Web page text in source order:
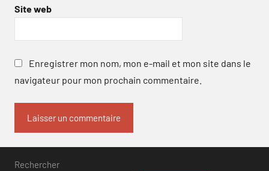
Site web
Enregistrer mon nom, mon e-mail et mon site dans le
navigateur pour mon prochain commentaire.
Rechercher